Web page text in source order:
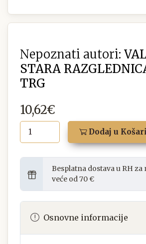
Nepoznati autori:
STARA
TRG
10,62€
Dodaj u
Besplatna dostava u RH
veće od 70 €
Osnovne informacije